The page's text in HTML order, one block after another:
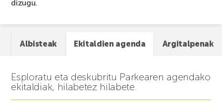
dizugu.
Albisteak Ekitaldien agenda Argitalpenak
Esploratu eta deskubritu Parkearen agendako
ekitaldiak, hilabetez hilabete.